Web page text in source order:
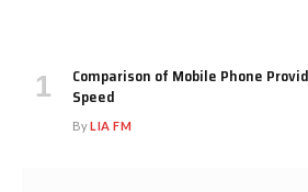
Comparison of Mobile Phone
Speed
ByLIA FM